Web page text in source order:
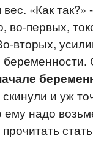
«Как так?»
во-первых,
вторых,
и уж
ему надо